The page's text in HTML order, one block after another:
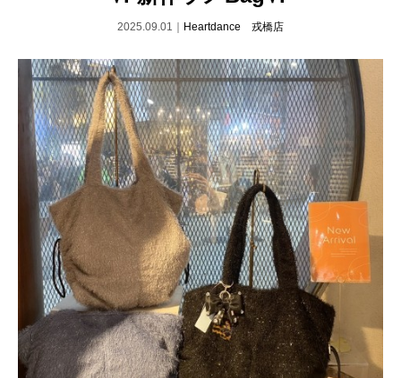
2025.09.01｜ Heartdance 戎橋店